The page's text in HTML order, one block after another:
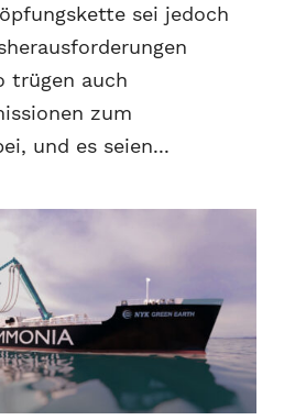
sei jedoch
trügen auch
zum
und es seien...